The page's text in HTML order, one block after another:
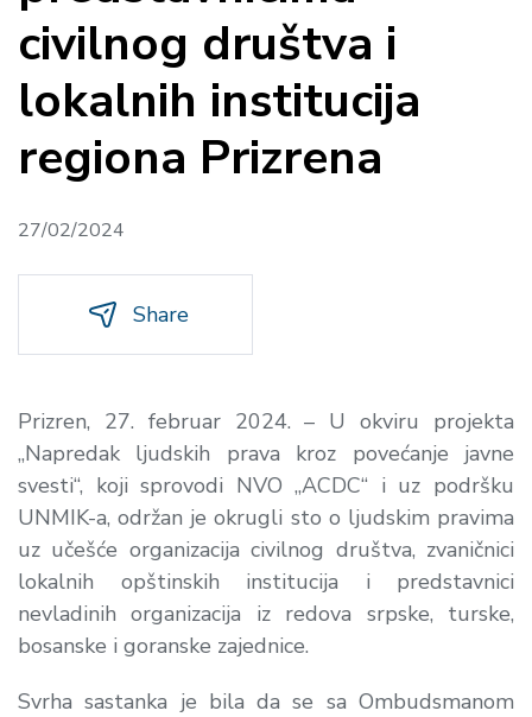
civilnog društva i
lokalnih institucija
regiona Prizrena
27/02/2024
Share
Prizren, 27. februar 2024. – U okviru projekta
„Napredak ljudskih prava kroz povećanje javne
svesti“, koji sprovodi NVO „ACDC“ i uz podršku
UNMIK-a, održan je okrugli sto o ljudskim pravima
uz učešće organizacija civilnog društva, zvaničnici
lokalnih opštinskih institucija i predstavnici
nevladinih organizacija iz redova srpske, turske,
bosanske i goranske zajednice.
Svrha sastanka je bila da se sa Ombudsmanom